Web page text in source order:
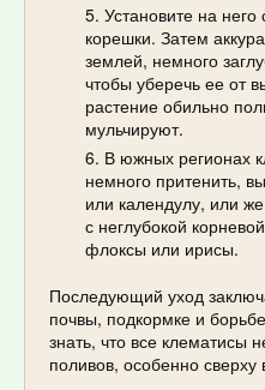
Установите на
корешки. Затем
землей, немного
чтобы уберечь ее от
растение обильно
мульчируют.
В южных регионах
немного притенить,
или календулу, или
с неглубокой
флоксы или ирисы.
Последующий уход
почвы, подкормке и
знать, что все клематисы
поливов, особенно сверху